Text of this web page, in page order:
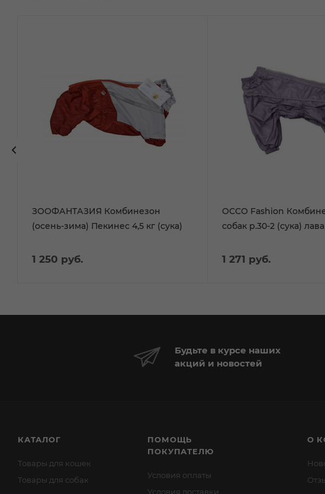
ЗООФАНТАЗИЯ Комбинезон
(осень-зима) Пекинес 4,5 кг (сука)
1 250 руб.
ОССО Fashion
собак р.30-2 (сука)
1 271 руб.
Будьте в курсе наших
акций и новостей
КАТАЛОГ
Товары для кошек
Товары для собак
ПОМОЩЬ
ПОКУПАТЕЛЮ
Условия оплаты
Условия доставки
О